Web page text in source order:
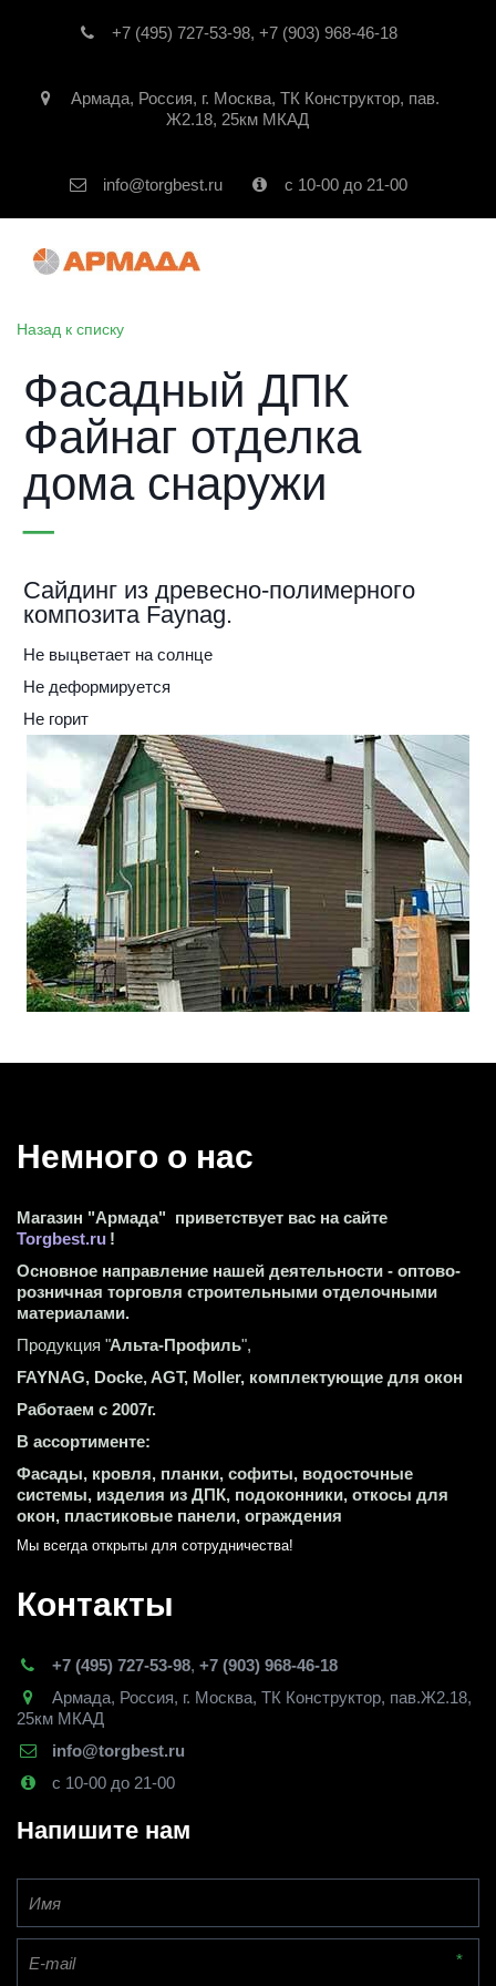
+7 (495) 727-53-98, +7 (903) 968-46-18
Армада, Россия, г. Москва, ТК Конструктор, пав.
Ж2.18, 25км МКАД
info@torgbest.ru с 10-00 до 21-00
Назад к списку
Фасадный ДПК
Файнаг отделка
дома снаружи
Сайдинг из древесно-полимерного
композита Faynag.
Не выцветает на солнце
Не деформируется
Не горит
Немного о нас
Магазин "Армада"  приветствует вас на сайте
Torgbest.ru !
Основное направление нашей деятельности - оптово-
розничная торговля строительными отделочными
материалами.
Продукция "Альта-Профиль",
FAYNAG, Docke, AGT, Moller, комплектующие для окон
Работаем с 2007г.
В ассортименте:
Фасады, кровля, планки, софиты, водосточные
системы, изделия из ДПК, подоконники, откосы для
окон, пластиковые панели, ограждения
Мы всегда открыты для сотрудничества!
Контакты
+7 (495) 727-53-98, +7 (903) 968-46-18
Армада, Россия, г. Москва, ТК Конструктор, пав.Ж2.18,
25км МКАД
info@torgbest.ru
с 10-00 до 21-00
Напишите нам
*